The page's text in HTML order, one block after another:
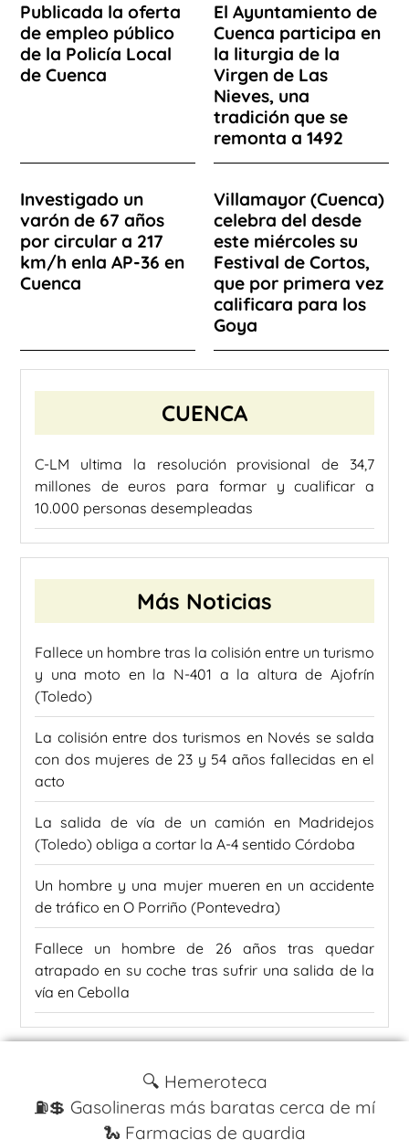
Publicada la oferta
de empleo público
de la Policía Local
de Cuenca
El Ayuntamiento de
Cuenca participa en
la liturgia de la
Virgen de Las
Nieves, una
tradición que se
remonta a 1492
Investigado un
varón de 67 años
por circular a 217
km/h enla AP-36 en
Cuenca
Villamayor (Cuenca)
celebra del desde
este miércoles su
Festival de Cortos,
que por primera vez
calificara para los
Goya
CUENCA
C-LM ultima la resolución provisional de 34,7
millones de euros para formar y cualificar a
10.000 personas desempleadas
Más Noticias
Fallece un hombre tras la colisión entre un turismo
y una moto en la N-401 a la altura de Ajofrín
(Toledo)
La colisión entre dos turismos en Novés se salda
con dos mujeres de 23 y 54 años fallecidas en el
acto
La salida de vía de un camión en Madridejos
(Toledo) obliga a cortar la A-4 sentido Córdoba
Un hombre y una mujer mueren en un accidente
de tráfico en O Porriño (Pontevedra)
Fallece un hombre de 26 años tras quedar
atrapado en su coche tras sufrir una salida de la
vía en Cebolla
🔍 Hemeroteca
⛽️💲 Gasolineras más baratas cerca de mí
🐍 Farmacias de guardia